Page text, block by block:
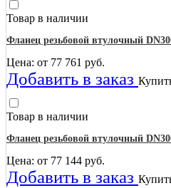
Товар в наличии
Фланец резьбовой втулочный
Цена: от 77 761 руб.
Добавить в заказ
Товар в наличии
Фланец резьбовой втулочный
Цена: от 77 144 руб.
Добавить в заказ